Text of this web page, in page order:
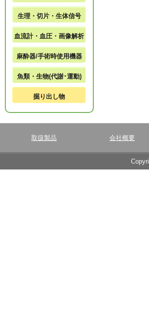
生理・切片・生体信号
血流計・血圧・画像解析
麻酔器/手術時使用機器
魚類・生物(代謝･運動)
掘り出し物
取扱製品 会社概要